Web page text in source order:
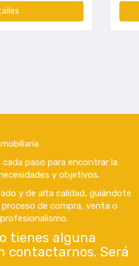
paso para encontrar la
y objetivos.
y de alta calidad, guiándote
de compra, venta o
tienes alguna
contactarnos. Será